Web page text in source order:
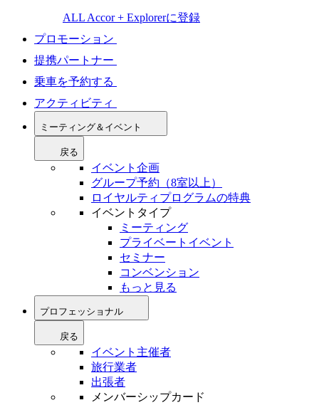
ALL Accor + Explorerに登録
プロモーション
提携パートナー
乗車を予約する
アクティビティ
ミーティング＆イベント
戻る
イベント企画
グループ予約（8室以上）
ロイヤルティプログラムの特典
イベントタイプ
ミーティング
プライベートイベント
セミナー
コンベンション
もっと見る
プロフェッショナル
戻る
イベント主催者
旅行業者
出張者
メンバーシップカード